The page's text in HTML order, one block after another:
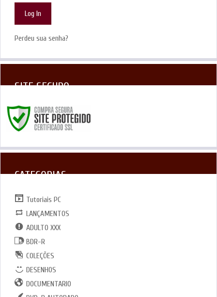
Perdeu sua senha?
SITE SEGURO
CATEGORIAS
Tutoriais PC
LANÇAMENTOS
ADULTO XXX
BDR-R
COLEÇÕES
DESENHOS
DOCUMENTARIO